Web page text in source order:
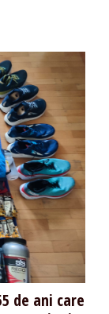
de ani care